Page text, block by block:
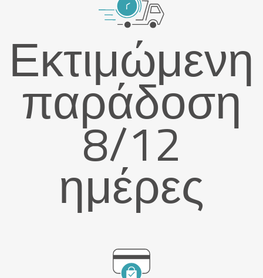
Εκτιμώμενη
παράδοση
8/12
ημέρες